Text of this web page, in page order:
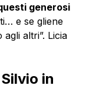
generosi
e se gliene
altri”. Licia
in